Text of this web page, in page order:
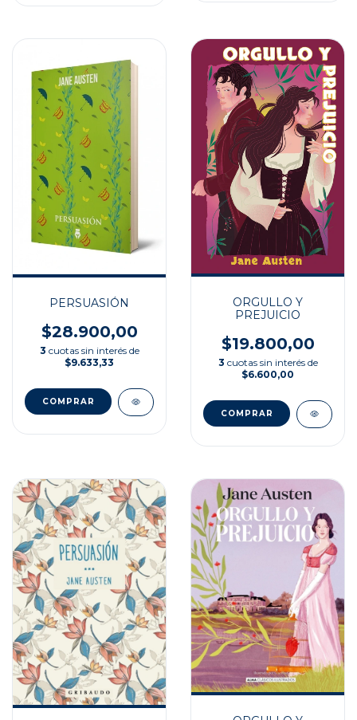
PERSUASIÓN
$28.900,00
3 cuotas sin interés de
$9.633,33
ORGULLO Y
PREJUICIO
$19.800,00
3 cuotas sin interés de
$6.600,00